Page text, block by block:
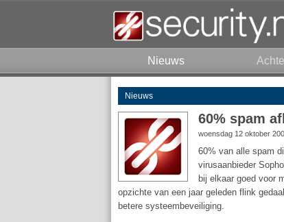
Nieuws
Nieuws
60% spam
woensdag 12 oktober
60% van alle spam
virusaanbieder
bij elkaar goed voor
opzichte van een jaar geleden flink
betere systeembeveiliging.